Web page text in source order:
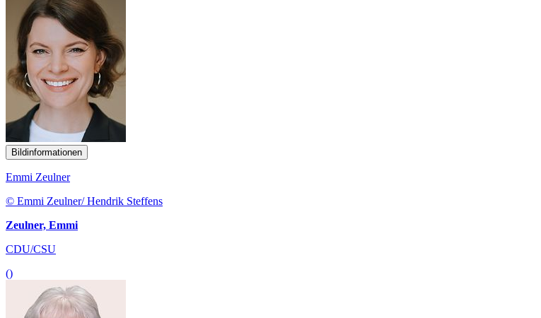
Bildinformationen
Emmi Zeulner
© Emmi Zeulner/ Hendrik Steffens
Zeulner, Emmi
CDU/CSU
()